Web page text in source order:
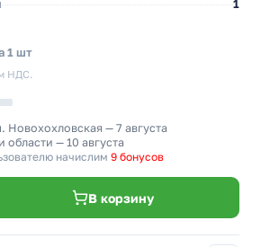
1
1 шт
НДС.
Новохохловская — 7 августа
области — 10 августа
начислим 9 бонусов
В корзину